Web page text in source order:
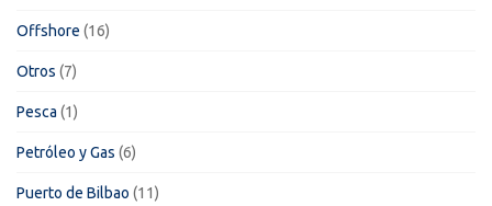
Offshore (16)
Otros (7)
Pesca (1)
Petróleo y Gas (6)
Puerto de Bilbao (11)